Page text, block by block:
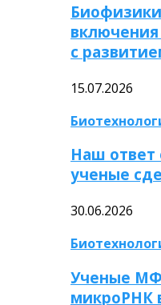
включения
с
15.07.2026
Наш ответ
ученые
30.06.2026
Ученые
микроРНК